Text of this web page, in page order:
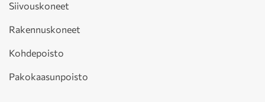
Siivouskoneet
Rakennuskoneet
Kohdepoisto
Pakokaasunpoisto